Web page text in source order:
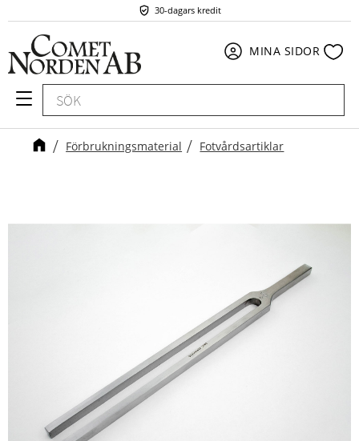
Meny
30-dagars kredit
MINA SIDOR
Förbrukningsmaterial Fotvårdsartiklar